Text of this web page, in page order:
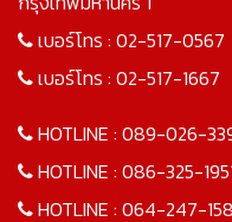
เบอร์โทร : 02-517-0567
เบอร์โทร : 02-517-1667
HOTLINE : 089-026-
HOTLINE : 086-325-
HOTLINE : 064-247-